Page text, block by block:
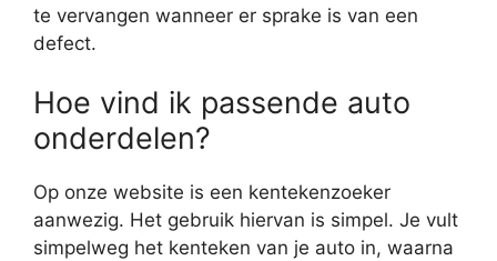
te vervangen wanneer er sprake is van een
defect.
Hoe vind ik passende auto
onderdelen?
Op onze website is een kentekenzoeker
aanwezig. Het gebruik hiervan is simpel. Je vult
simpelweg het kenteken van je auto in, waarna